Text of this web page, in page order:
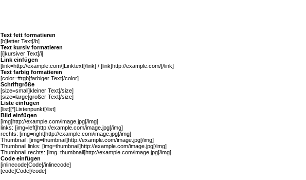
Text fett formatieren
[b]fetter Text[/b]
Text kursiv formatieren
[i]kursiver Text[/i]
Link einfügen
[link=http://example.com/]Linktext[/link] / [link]http://example.com/[/link]
Text farbig formatieren
[color=#rgb]farbiger Text[/color]
Schriftgröße
[size=small]kleiner Text[/size]
[size=large]großer Text[/size]
Liste einfügen
[list][*]Listenpunkt[/list]
Bild einfügen
[img]http://example.com/image.jpg[/img]
links: [img=left]http://example.com/image.jpg[/img]
rechts: [img=right]http://example.com/image.jpg[/img]
Thumbnail: [img=thumbnail]http://example.com/image.jpg[/img]
Thumbnail links: [img=thumbnail]http://example.com/image.jpg[/img]
Thumbnail rechts: [img=thumbnail]http://example.com/image.jpg[/img]
Code einfügen
[inlinecode]Code[/inlinecode]
[code]Code[/code]